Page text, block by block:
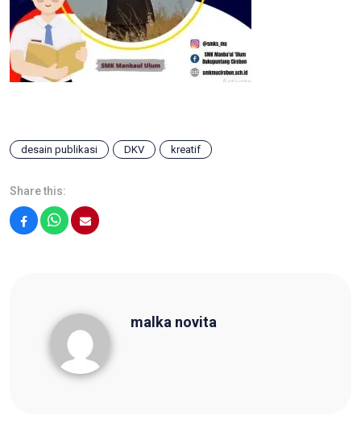
desain publikasi DKV kreatif
Share this:
malka novita